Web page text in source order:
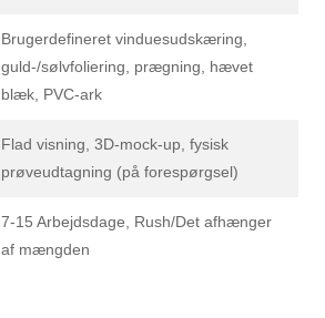
Brugerdefineret vinduesudskæring,
guld-/sølvfoliering, prægning, hævet
blæk, PVC-ark
Flad visning, 3D-mock-up, fysisk
prøveudtagning (på forespørgsel)
7-15 Arbejdsdage, Rush/Det afhænger
af mængden